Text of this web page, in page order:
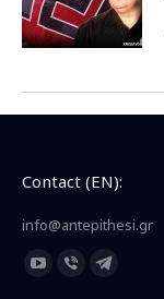
Contact (EN):
info@antepithesi.gr
Find us on:
YouTubeViberTelegram